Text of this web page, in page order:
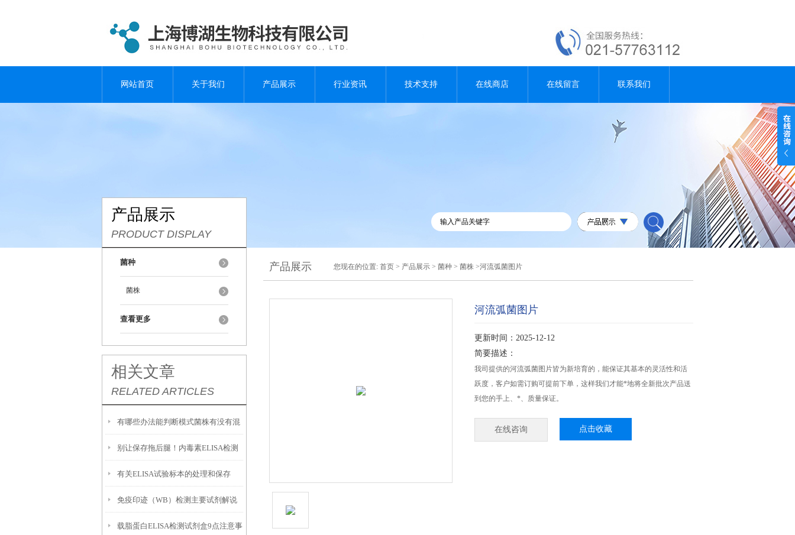
网站首页 关于我们 产品展示 行业资讯 技术支持 在线商店 在线留言 联系我们
产品展示
PRODUCT DISPLAY
菌种
菌株
查看更多
相关文章
RELATED ARTICLES
有哪些办法能判断模式菌株有没有混
入杂菌？
别让保存拖后腿！内毒素ELISA检测
试剂盒的正确存放法则
有关ELISA试验标本的处理和保存
免疫印迹（WB）检测主要试剂解说
载脂蛋白ELISA检测试剂盒9点注意事
产品展示 您现在的位置: 首页 > 产品展示 > 菌种 > 菌株 >河流弧菌图片
河流弧菌图片
更新时间：2025-12-12
简要描述：
我司提供的河流弧菌图片皆为新培育的，能保证其基本的灵活性和活
跃度，客户如需订购可提前下单，这样我们才能*地将全新批次产品送
到您的手上、*、质量保证。
在线咨询 点击收藏